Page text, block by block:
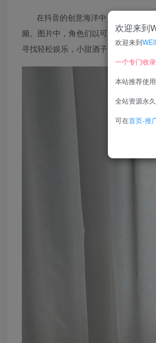
在抖音的创意海洋中，小甜酒子系
频。图片中，角色们以可爱造型亮相
寻找轻松娱乐，小甜酒子NO.007期都
欢迎来到
欢迎来到
一个专门收
本站推荐使用
全站资源永
可在首页-推